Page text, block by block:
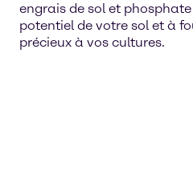
engrais de sol et
potentiel de votre sol et à
précieux à vos cultures.